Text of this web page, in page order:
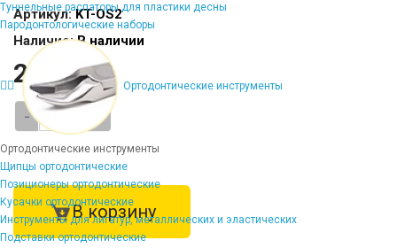
Туннельные распаторы для пластики десны
Пародонтологические наборы
Ортодонтические инструменты
Ортодонтические инструменты
Щипцы ортодонтические
Позиционеры ортодонтические
Кусачки ортодонтические
Инструменты для лигатур, металлических и эластических
Подставки ортодонтические
Артикул:KT-OS2
Наличие:В наличии
28724 ₽
- +
В корзину